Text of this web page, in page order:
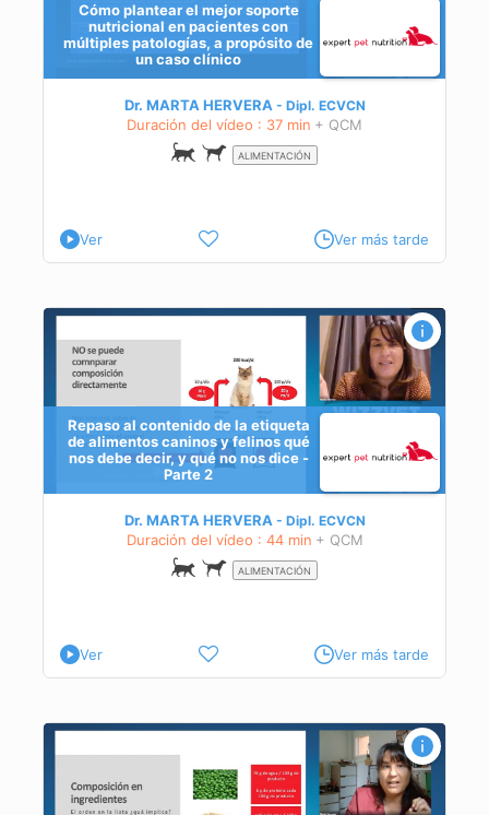
Cómo plantear el mejor soporte
nutricional en pacientes con
múltiples patologías, a propósito de
un caso clínico
Dr. MARTA HERVERA Dipl. ECVCN
Duración del vídeo : 37 min + QCM
ALIMENTACIÓN
Ver Ver más tarde
Repaso al contenido de la etiqueta
de alimentos caninos y felinos qué
nos debe decir, y qué no nos dice -
Parte 2
Dr. MARTA HERVERA Dipl. ECVCN
Duración del vídeo : 44 min + QCM
ALIMENTACIÓN
Ver Ver más tarde